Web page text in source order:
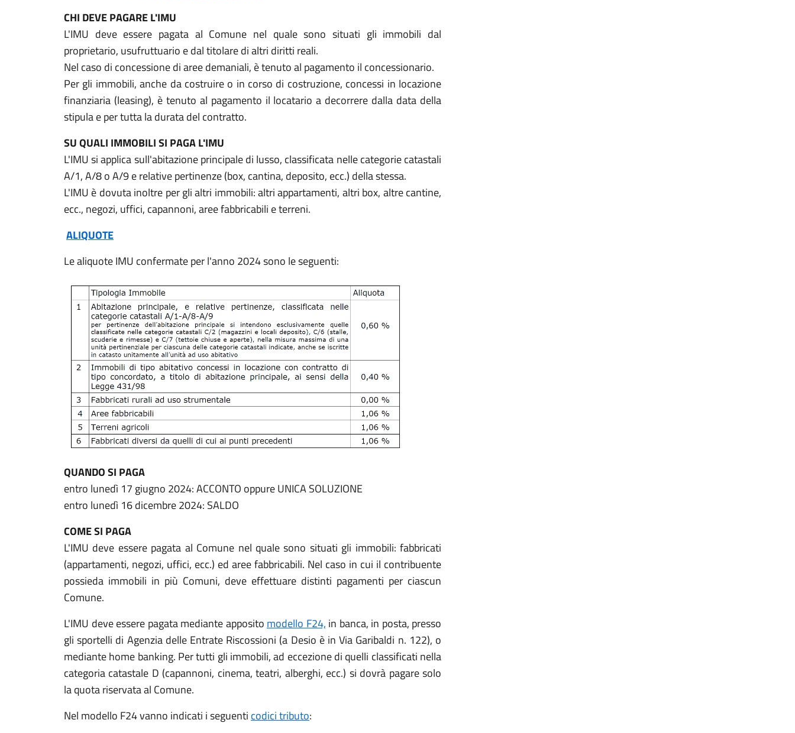
CHI DEVE PAGARE L'IMU
L'IMU deve essere pagata al Comune nel quale sono situati gli immobili dal
proprietario, usufruttuario e dal titolare di altri diritti reali.
Nel caso di concessione di aree demaniali, è tenuto al pagamento il concessionario.
Per gli immobili, anche da costruire o in corso di costruzione, concessi in locazione
finanziaria (leasing), è tenuto al pagamento il locatario a decorrere dalla data della
stipula e per tutta la durata del contratto.
SU QUALI IMMOBILI SI PAGA L'IMU
L'IMU si applica sull'abitazione principale di lusso, classificata nelle categorie catastali
A/1, A/8 o A/9 e relative pertinenze (box, cantina, deposito, ecc.) della stessa.
L'IMU è dovuta inoltre per gli altri immobili: altri appartamenti, altri box, altre cantine,
ecc., negozi, uffici, capannoni, aree fabbricabili e terreni.
ALIQUOTE
Le aliquote IMU confermate per l'anno 2024 sono le seguenti:
QUANDO SI PAGA
entro lunedì 17 giugno 2024: ACCONTO oppure UNICA SOLUZIONE
entro lunedì 16 dicembre 2024: SALDO
COME SI PAGA
L'IMU deve essere pagata al Comune nel quale sono situati gli immobili: fabbricati
(appartamenti, negozi, uffici, ecc.) ed aree fabbricabili. Nel caso in cui il contribuente
possieda immobili in più Comuni, deve effettuare distinti pagamenti per ciascun
Comune.
L'IMU deve essere pagata mediante apposito modello F24, in banca, in posta, presso
gli sportelli di Agenzia delle Entrate Riscossioni (a Desio è in Via Garibaldi n. 122), o
mediante home banking. Per tutti gli immobili, ad eccezione di quelli classificati nella
categoria catastale D (capannoni, cinema, teatri, alberghi, ecc.) si dovrà pagare solo
la quota riservata al Comune.
Nel modello F24 vanno indicati i seguenti codici tributo: